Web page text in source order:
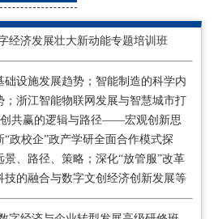
经济发展壮大新动能专题培训班
础设施发展趋势；智能制造的科学内
；浙江智能物联网发展与智慧城市打
共赢的逻辑与路径——宏观创新思
政校企”政产学研全面合作模式探
、路径、策略；深化“放管服”改革
技的融合与数字文创经济创新发展等